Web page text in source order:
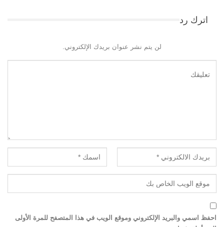
اترك رد
لن يتم نشر عنوان بريدك الإلكتروني.
احفظ اسمي والبريد الإلكتروني وموقع الويب في هذا المتصفح للمرة الأولى